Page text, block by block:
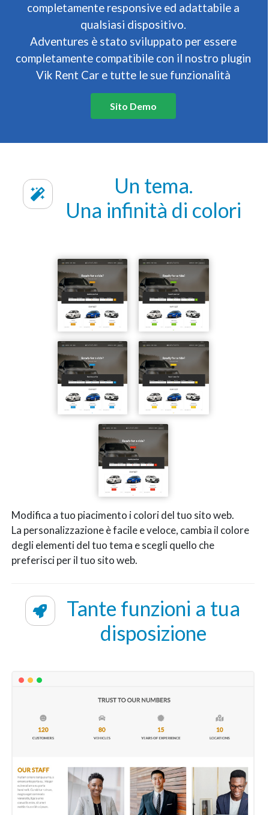
completamente responsive ed adattabile a
qualsiasi dispositivo.
Adventures è stato sviluppato per essere
completamente compatibile con il nostro plugin
Vik Rent Car e tutte le sue funzionalità
Sito Demo
Un tema.
Una infinità di colori
Modifica a tuo piacimento i colori del tuo sito web.
La personalizzazione è facile e veloce, cambia il colore
degli elementi del tuo tema e scegli quello che
preferisci per il tuo sito web.
Tante funzioni a tua
disposizione